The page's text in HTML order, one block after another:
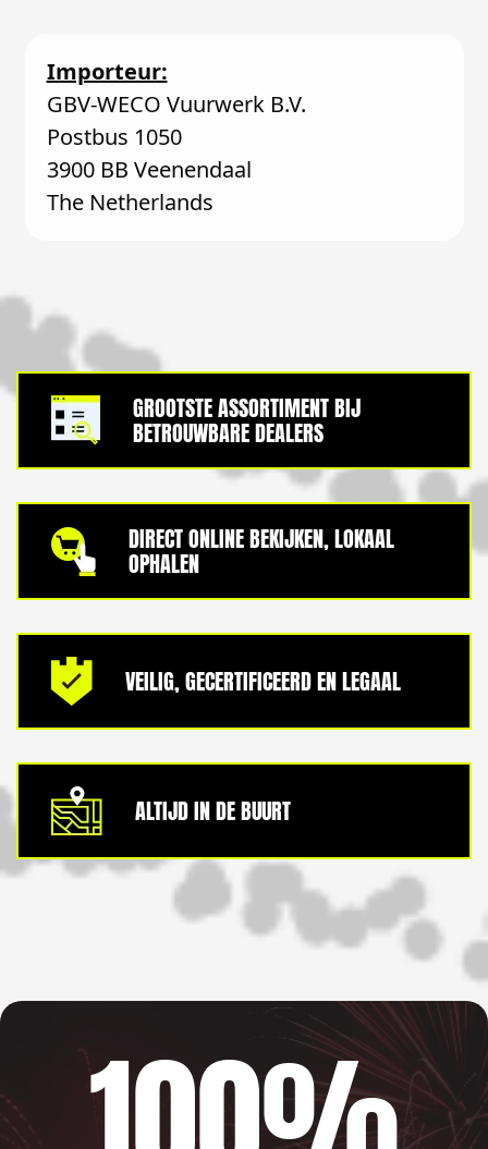
Importeur:
GBV-WECO Vuurwerk B.V.
Postbus 1050
3900 BB Veenendaal
The Netherlands
GROOTSTE ASSORTIMENT BIJ
BETROUWBARE DEALERS
DIRECT ONLINE BEKIJKEN, LOKAAL
OPHALEN
VEILIG, GECERTIFICEERD EN LEGAAL
ALTIJD IN DE BUURT